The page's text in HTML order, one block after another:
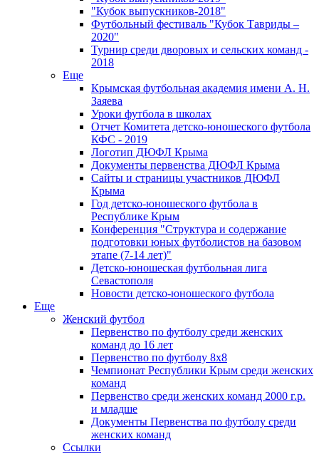
"Кубок выпускников-2018"
Футбольный фестиваль "Кубок Тавриды –
2020"
Турнир среди дворовых и сельских команд -
2018
Еще
Крымская футбольная академия имени А. Н.
Заяева
Уроки футбола в школах
Отчет Комитета детско-юношеского футбола
КФС - 2019
Логотип ДЮФЛ Крыма
Документы первенства ДЮФЛ Крыма
Сайты и страницы участников ДЮФЛ
Крыма
Год детско-юношеского футбола в
Республике Крым
Конференция "Структура и содержание
подготовки юных футболистов на базовом
этапе (7-14 лет)"
Детско-юношеская футбольная лига
Севастополя
Новости детско-юношеского футбола
Еще
Женский футбол
Первенство по футболу среди женских
команд до 16 лет
Первенство по футболу 8х8
Чемпионат Республики Крым среди женских
команд
Первенство среди женских команд 2000 г.р.
и младше
Документы Первенства по футболу среди
женских команд
Ссылки